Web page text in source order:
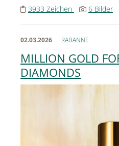
3933 Zeichen 6 Bilder
02.03.2026 RABANNE
MILLION GOLD
DIAMONDS